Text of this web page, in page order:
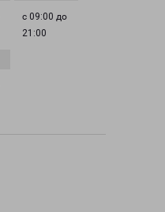
с 09:00 до
21:00